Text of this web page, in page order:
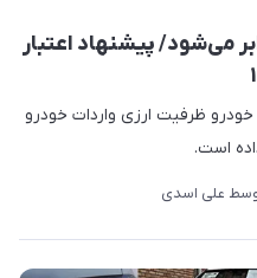
خودرو سال آینده ۲ برابر می‌شود/ پیشنهاد اعتبار
خودرو ظرفیت ارزی واردات خودرو
علی اسدی